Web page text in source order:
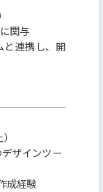
めるプラット
した。
で情報の非対
テークホルダ
関与
と連携し、開
ザインツー
成経験